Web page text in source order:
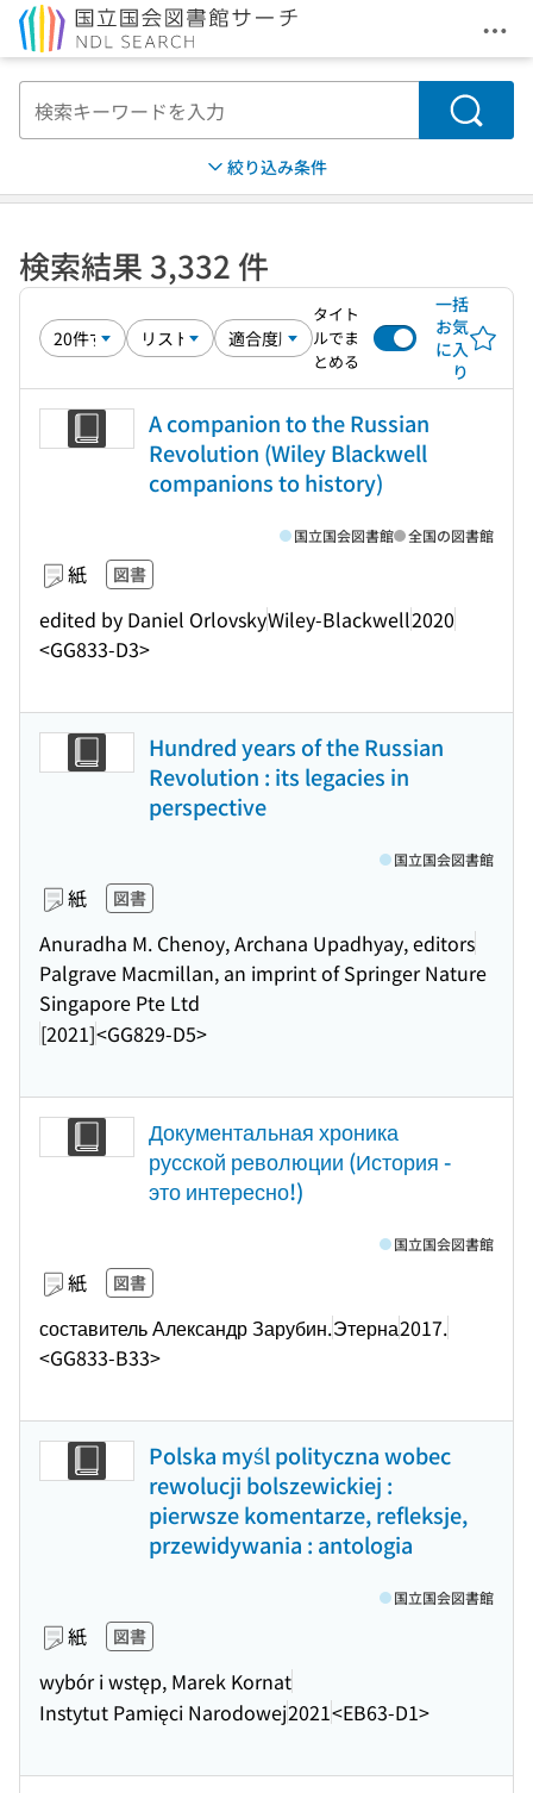
メ
検索
絞り込み条件
検索結果 3,332 件
タイト
ルでま
とめる
一括
お気
に入
り
A companion to the Russian
Revolution (Wiley Blackwell
companions to history)
紙 図書
edited by Daniel OrlovskyWiley-Blackwell2020
<GG833-D3>
国立国会図書館 全国の図書館
Hundred years of the Russian
Revolution : its legacies in
perspective
紙 図書
Anuradha M. Chenoy, Archana Upadhyay, editors
Palgrave Macmillan, an imprint of Springer Nature
Singapore Pte Ltd
[2021]<GG829-D5>
国立国会図書館
Документальная хроника
русской революции (История -
это интересно!)
紙 図書
составитель Александр Зарубин.Этерна2017.
<GG833-B33>
国立国会図書館
Polska myśl polityczna wobec
rewolucji bolszewickiej :
pierwsze komentarze, refleksje,
przewidywania : antologia
紙 図書
wybór i wstęp, Marek Kornat
Instytut Pamięci Narodowej2021<EB63-D1>
国立国会図書館